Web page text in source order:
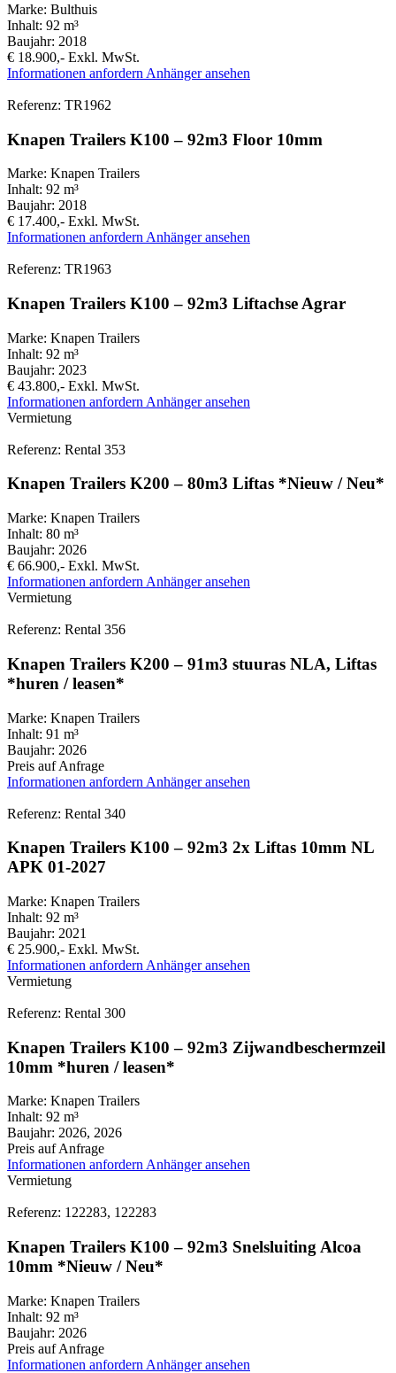
Marke: Bulthuis
Inhalt: 92 m³
Baujahr: 2018
€ 18.900,- Exkl. MwSt.
Informationen anfordern Anhänger ansehen
Referenz: TR1962
Knapen Trailers K100 – 92m3 Floor 10mm
Marke: Knapen Trailers
Inhalt: 92 m³
Baujahr: 2018
€ 17.400,- Exkl. MwSt.
Informationen anfordern Anhänger ansehen
Referenz: TR1963
Knapen Trailers K100 – 92m3 Liftachse Agrar
Marke: Knapen Trailers
Inhalt: 92 m³
Baujahr: 2023
€ 43.800,- Exkl. MwSt.
Informationen anfordern Anhänger ansehen
Vermietung
Referenz: Rental 353
Knapen Trailers K200 – 80m3 Liftas *Nieuw / Neu*
Marke: Knapen Trailers
Inhalt: 80 m³
Baujahr: 2026
€ 66.900,- Exkl. MwSt.
Informationen anfordern Anhänger ansehen
Vermietung
Referenz: Rental 356
Knapen Trailers K200 – 91m3 stuuras NLA, Liftas
*huren / leasen*
Marke: Knapen Trailers
Inhalt: 91 m³
Baujahr: 2026
Preis auf Anfrage
Informationen anfordern Anhänger ansehen
Referenz: Rental 340
Knapen Trailers K100 – 92m3 2x Liftas 10mm NL
APK 01-2027
Marke: Knapen Trailers
Inhalt: 92 m³
Baujahr: 2021
€ 25.900,- Exkl. MwSt.
Informationen anfordern Anhänger ansehen
Vermietung
Referenz: Rental 300
Knapen Trailers K100 – 92m3 Zijwandbeschermzeil
10mm *huren / leasen*
Marke: Knapen Trailers
Inhalt: 92 m³
Baujahr: 2026, 2026
Preis auf Anfrage
Informationen anfordernAnhänger ansehen
Vermietung
Referenz: 122283, 122283
Knapen Trailers K100 – 92m3 Snelsluiting Alcoa
10mm *Nieuw / Neu*
Marke: Knapen Trailers
Inhalt: 92 m³
Baujahr: 2026
Preis auf Anfrage
Informationen anfordern Anhänger ansehen